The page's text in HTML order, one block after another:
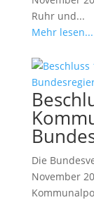
Ruhr und...
Mehr lesen...
Die
November